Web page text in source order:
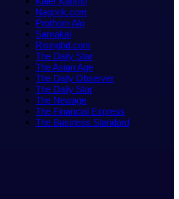
Nagorik.com
Prothom Alo
Samakal
Risingbd.com
The Daily Star
The Asian Age
The Daily Observer
The Daily Star
The Newage
The Financial Express
The Business Standard